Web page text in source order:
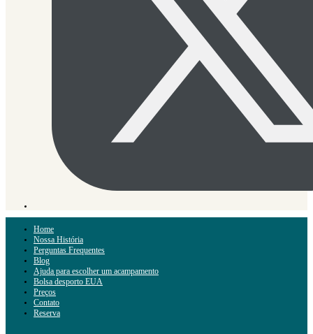
Home
Nossa História
Perguntas Frequentes
Blog
Ajuda para escolher um acampamento
Bolsa desporto EUA
Preços
Contato
Reserva